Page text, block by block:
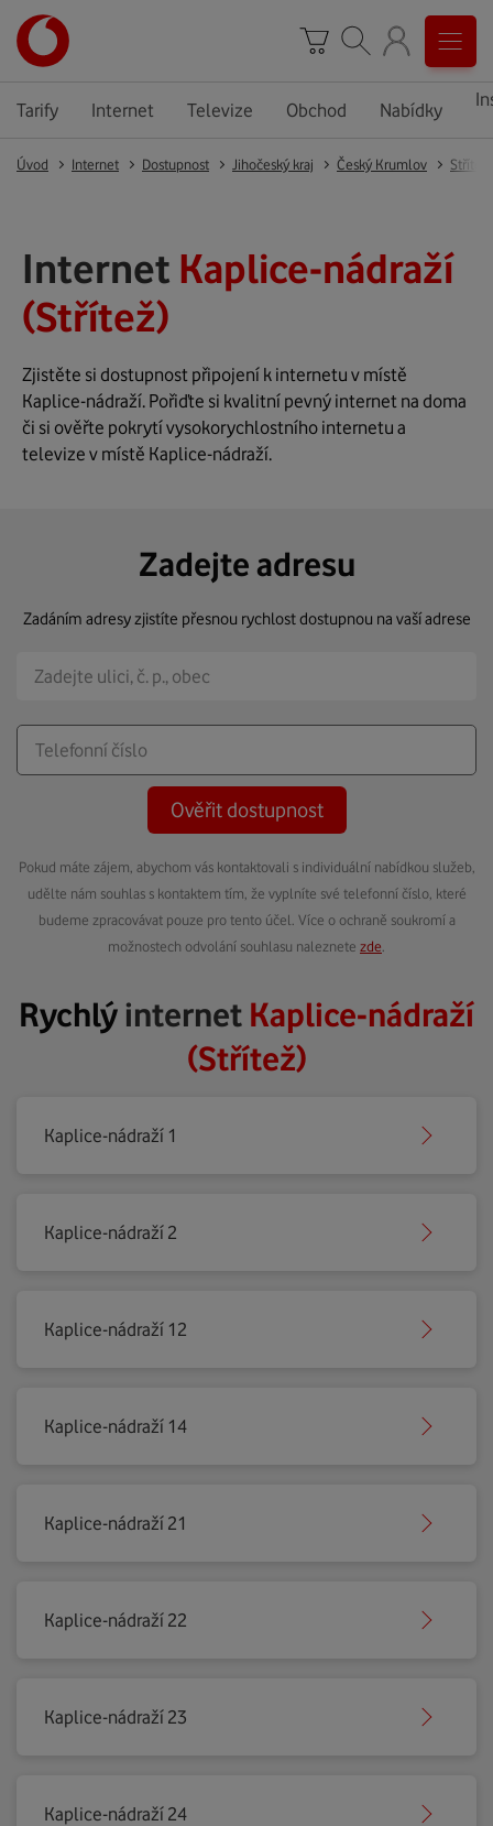
Tarify Internet Televize Obchod Nabídky
Úvod Internet Dostupnost Jihočeský kraj Český Krumlov Střítež
Internet Kaplice-nádraží
(Střítež)
Zjistěte si dostupnost připojení k internetu v místě
Kaplice-nádraží. Pořiďte si kvalitní pevný internet na doma
či si ověřte pokrytí vysokorychlostního internetu a
televize v místě Kaplice-nádraží.
Zadejte adresu
Zadáním adresy zjistíte přesnou rychlost dostupnou na vaší adrese
Ověřit dostupnost
Pokud máte zájem, abychom vás kontaktovali s individuální nabídkou služeb,
udělte nám souhlas s kontaktem tím, že vyplníte své telefonní číslo, které
budeme zpracovávat pouze pro tento účel. Více o ochraně soukromí a
možnostech odvolání souhlasu naleznete zde
Rychlýinternet Kaplice-nádraží
(Střítež)
Kaplice-nádraží 1
Kaplice-nádraží 2
Kaplice-nádraží 12
Kaplice-nádraží 14
Kaplice-nádraží 21
Kaplice-nádraží 22
Kaplice-nádraží 23
Kaplice-nádraží 24